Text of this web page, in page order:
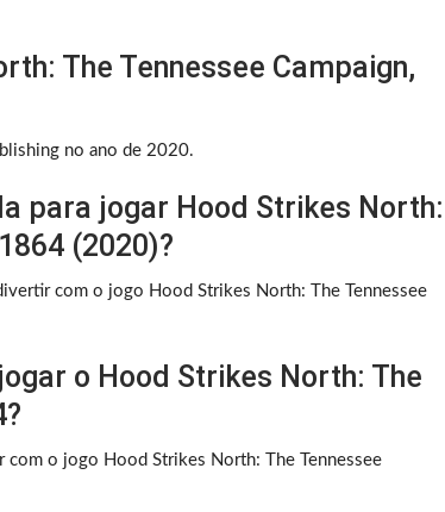
The Tennessee Campaign,
no ano de 2020.
para jogar Hood Strikes North:
(2020)?
com o jogo Hood Strikes North: The Tennessee
o Hood Strikes North: The
o jogo Hood Strikes North: The Tennessee